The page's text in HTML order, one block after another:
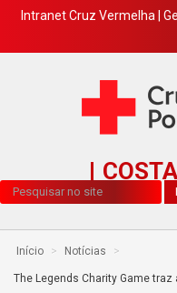
Intranet Cruz Vermelha
Pesquisa...
Início > Notícias >
The Legends Charity Game